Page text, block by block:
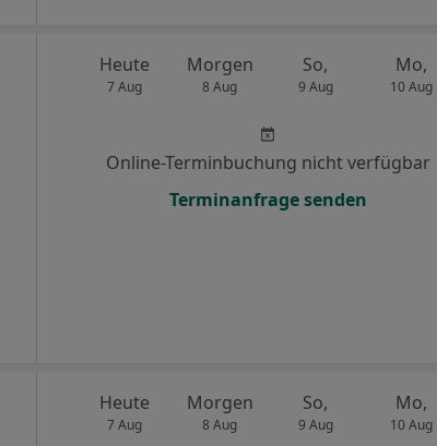
Heute
7 Aug
Morgen
8 Aug
So,
9 Aug
Mo,
10 Aug
Online-Terminbuchung nicht verfügbar
Terminanfrage senden
Heute
7 Aug
Morgen
8 Aug
So,
9 Aug
Mo,
10 Aug